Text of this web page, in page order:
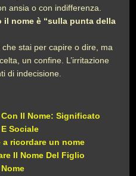
ansia o con indifferenza.
nome è “sulla punta della
stai per capire o dire, ma
un confine. L’irritazione
di indecisione.
Il Nome: Significato
Sociale
ricordare un nome
Il Nome Del Figlio